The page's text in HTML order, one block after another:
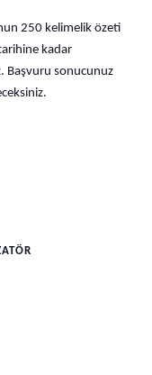
250 kelimelik özeti
kadar
Başvuru sonucunuz